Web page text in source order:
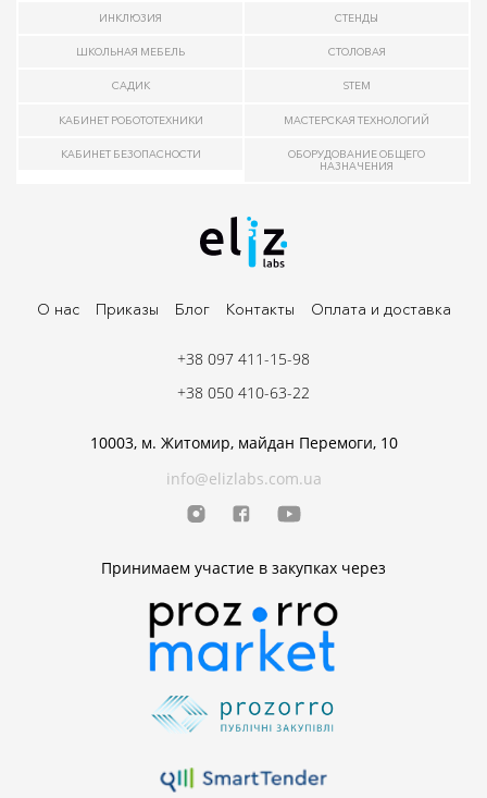
ИНКЛЮЗИЯ СТЕНДЫ
ШКОЛЬНАЯ МЕБЕЛЬ СТОЛОВАЯ
САДИК STEM
КАБИНЕТ РОБОТОТЕХНИКИ МАСТЕРСКАЯ ТЕХНОЛОГИЙ
КАБИНЕТ БЕЗОПАСНОСТИ
ОБОРУДОВАНИЕ ОБЩЕГО
НАЗНАЧЕНИЯ
О нас Приказы Блог Контакты Оплата и доставка
10003, м. Житомир, майдан Перемоги, 10
info@elizlabs.com.ua
Принимаем участие в закупках через
+38 097 411-15-98
+38 050 410-63-22